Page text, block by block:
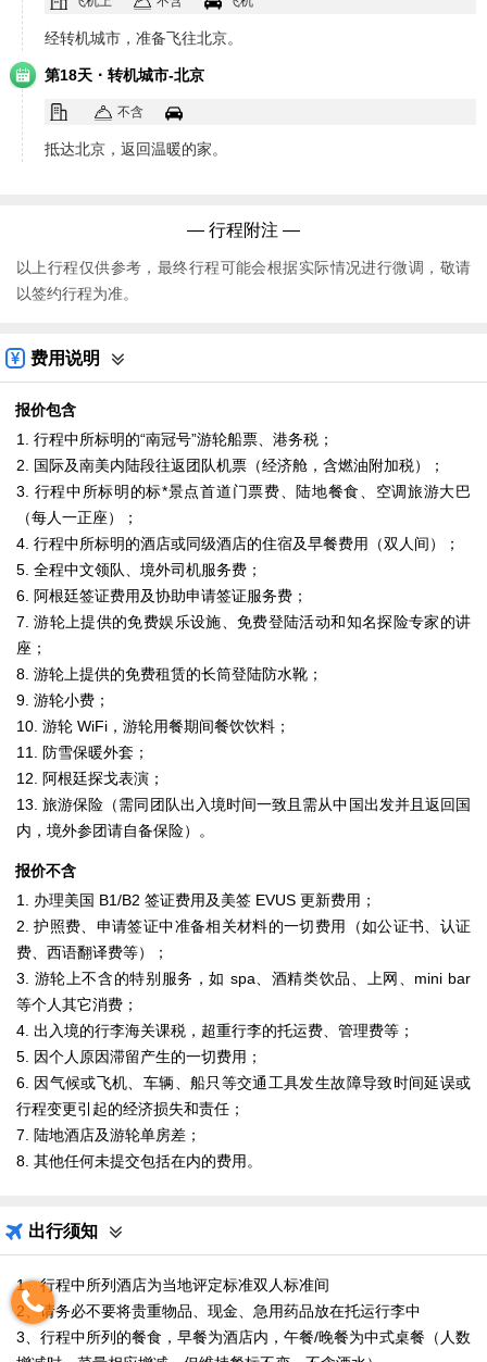
经转机城市，准备飞往北京。
第18天 · 转机城市-北京
不含
抵达北京，返回温暖的家。
— 行程附注 —
以上行程仅供参考，最终行程可能会根据实际情况进行微调，敬请
以签约行程为准。
费用说明
报价包含
1. 行程中所标明的“南冠号”游轮船票、港务税；
2. 国际及南美内陆段往返团队机票（经济舱，含燃油附加税）；
3. 行程中所标明的标*景点首道门票费、陆地餐食、空调旅游大巴
（每人一正座）；
4. 行程中所标明的酒店或同级酒店的住宿及早餐费用（双人间）；
5. 全程中文领队、境外司机服务费；
6. 阿根廷签证费用及协助申请签证服务费；
7. 游轮上提供的免费娱乐设施、免费登陆活动和知名探险专家的讲
座；
8. 游轮上提供的免费租赁的长筒登陆防水靴；
9. 游轮小费；
10. 游轮 WiFi，游轮用餐期间餐饮饮料；
11. 防雪保暖外套；
12. 阿根廷探戈表演；
13. 旅游保险（需同团队出入境时间一致且需从中国出发并且返回国
内，境外参团请自备保险）。
报价不含
1. 办理美国 B1/B2 签证费用及美签 EVUS 更新费用；
2. 护照费、申请签证中准备相关材料的一切费用（如公证书、认证
费、西语翻译费等）；
3. 游轮上不含的特别服务，如 spa、酒精类饮品、上网、mini bar
等个人其它消费；
4. 出入境的行李海关课税，超重行李的托运费、管理费等；
5. 因个人原因滞留产生的一切费用；
6. 因气候或飞机、车辆、船只等交通工具发生故障导致时间延误或
行程变更引起的经济损失和责任；
7. 陆地酒店及游轮单房差；
8. 其他任何未提交包括在内的费用。
出行须知
1、行程中所列酒店为当地评定标准双人标准间
2、请务必不要将贵重物品、现金、急用药品放在托运行李中
3、行程中所列的餐食，早餐为酒店内，午餐/晚餐为中式桌餐（人数